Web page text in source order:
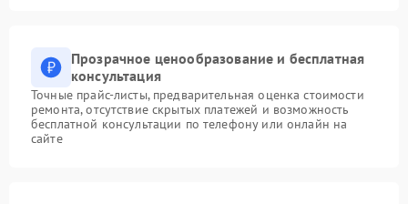
Прозрачное ценообразование и бесплатная
консультация
Точные прайс-листы, предварительная оценка стоимости
ремонта, отсутствие скрытых платежей и возможность
бесплатной консультации по телефону или онлайн на
сайте